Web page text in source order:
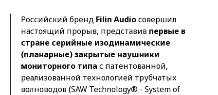
Российский бренд Filin Audioсовершил
настоящий прорыв, представив первые в
стране серийные изодинамические
(планарные) закрытые наушники
мониторного типа с патентованной,
реализованной технологией трубчатых
волноводов (SAW Technology® - System of